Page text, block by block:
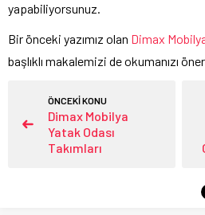
yapabiliyorsunuz.
Bir önceki yazımız olan Dimax
başlıklı makalemizi de okumanızı
ÖNCEKİ KONU
Dimax Mobilya
Yatak Odası
Takımları